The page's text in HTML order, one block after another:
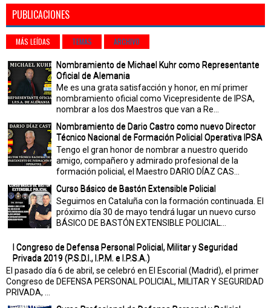
PUBLICACIONES
MÁS LEÍDAS TEMAS ARCHIVO
Nombramiento de Michael Kuhr como Representante
Oficial de Alemania
Me es una grata satisfacción y honor, en mí primer
nombramiento oficial como Vicepresidente de IPSA,
nombrar a los dos Maestros que van a Re...
Nombramiento de Dario Castro como nuevo Director
Técnico Nacional de Formación Policial Operativa IPSA
Tengo el gran honor de nombrar a nuestro querido
amigo, compañero y admirado profesional de la
formación policial, el Maestro DARIO DÍAZ CAS...
Curso Básico de Bastón Extensible Policial
Seguimos en Cataluña con la formación continuada. El
próximo día 30 de mayo tendrá lugar un nuevo curso
BÁSICO DE BASTÓN EXTENSIBLE POLICIAL...
I Congreso de Defensa Personal Policial, Militar y Seguridad
Privada 2019 (P.S.D.I., I.P.M. e I.P.S.A.)
El pasado día 6 de abril, se celebró en El Escorial (Madrid), el primer
Congreso de DEFENSA PERSONAL POLICIAL, MILITAR Y SEGURIDAD
PRIVADA, ...